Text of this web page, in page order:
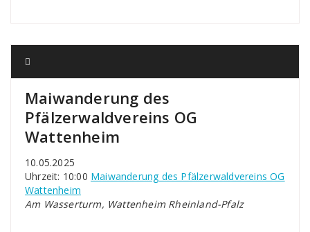
Maiwanderung des
Pfälzerwaldvereins OG
Wattenheim
10.05.2025
Uhrzeit: 10:00 Maiwanderung des Pfälzerwaldvereins OG
Wattenheim
Am Wasserturm, Wattenheim Rheinland-Pfalz